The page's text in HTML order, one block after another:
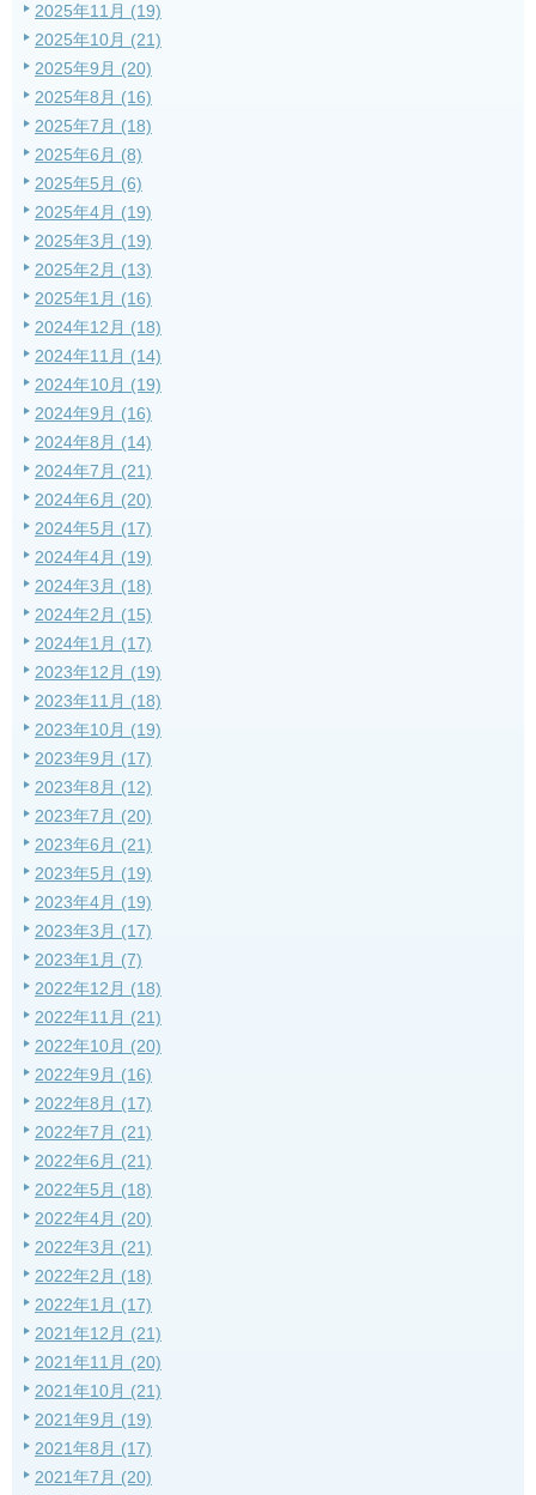
2025年11月 (19)
2025年10月 (21)
2025年9月 (20)
2025年8月 (16)
2025年7月 (18)
2025年6月 (8)
2025年5月 (6)
2025年4月 (19)
2025年3月 (19)
2025年2月 (13)
2025年1月 (16)
2024年12月 (18)
2024年11月 (14)
2024年10月 (19)
2024年9月 (16)
2024年8月 (14)
2024年7月 (21)
2024年6月 (20)
2024年5月 (17)
2024年4月 (19)
2024年3月 (18)
2024年2月 (15)
2024年1月 (17)
2023年12月 (19)
2023年11月 (18)
2023年10月 (19)
2023年9月 (17)
2023年8月 (12)
2023年7月 (20)
2023年6月 (21)
2023年5月 (19)
2023年4月 (19)
2023年3月 (17)
2023年1月 (7)
2022年12月 (18)
2022年11月 (21)
2022年10月 (20)
2022年9月 (16)
2022年8月 (17)
2022年7月 (21)
2022年6月 (21)
2022年5月 (18)
2022年4月 (20)
2022年3月 (21)
2022年2月 (18)
2022年1月 (17)
2021年12月 (21)
2021年11月 (20)
2021年10月 (21)
2021年9月 (19)
2021年8月 (17)
2021年7月 (20)